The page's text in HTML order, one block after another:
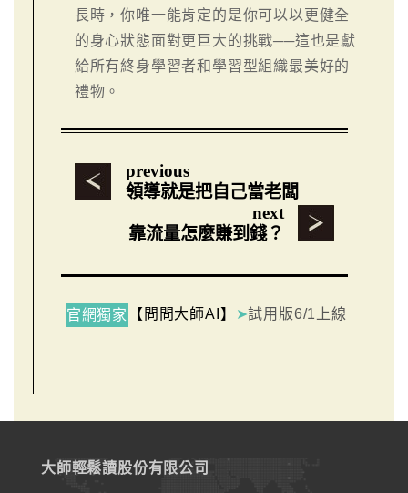
長時，你唯一能肯定的是你可以以更健全
的身心狀態面對更巨大的挑戰──這也是獻
給所有終身學習者和學習型組織最美好的
禮物。
previous
領導就是把自己當老闆
next
靠流量怎麼賺到錢？
官網獨家 【問問大師AI】 ➤試用版6/1上線
大師輕鬆讀股份有限公司